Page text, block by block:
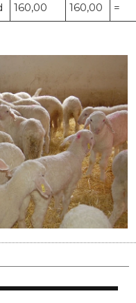
160,00 160,00 =